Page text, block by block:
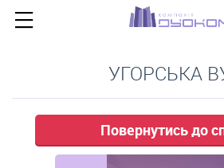
УГОРСЬКА
Повернутись до